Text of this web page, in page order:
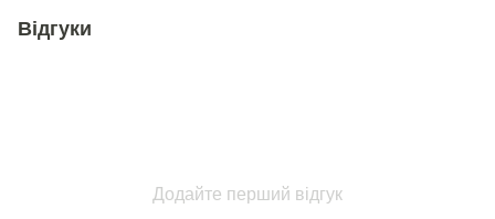
Відгуки
Додайте перший відгук